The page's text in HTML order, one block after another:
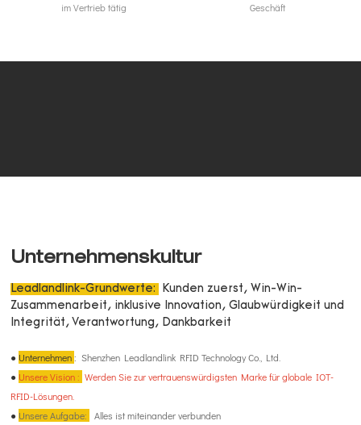
im Vertrieb tätig Geschäft
Unternehmenskultur
Leadlandlink-Grundwerte:
Kunden zuerst, Win-Win-
Zusammenarbeit, inklusive Innovation, Glaubwürdigkeit und
Integrität, Verantwortung, Dankbarkeit
● Unternehmen: Shenzhen Leadlandlink RFID Technology Co., Ltd.
● Unsere Vision : Werden Sie zur vertrauenswürdigsten Marke für globale IOT-
RFID-Lösungen.
● Unsere Aufgabe:
Alles ist miteinander verbunden